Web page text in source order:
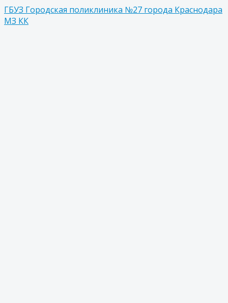
ГБУЗ Городская поликлиника №27 города Краснодара
МЗ КК